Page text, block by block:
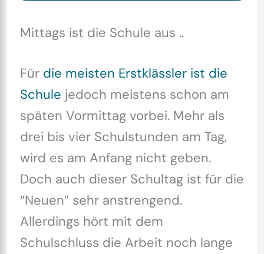
Mittags ist die Schule aus ..
Für die meisten Erstklässler ist die
Schule jedoch meistens schon am
späten Vormittag vorbei. Mehr als
drei bis vier Schulstunden am Tag,
wird es am Anfang nicht geben.
Doch auch dieser Schultag ist für die
“Neuen” sehr anstrengend.
Allerdings hört mit dem
Schulschluss die Arbeit noch lange